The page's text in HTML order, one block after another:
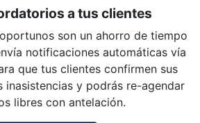
a tus clientes
son un ahorro de tiempo
notificaciones automáticas vía
que tus clientes confirmen sus
inasistencias y podrás re-agendar
libres con antelación.